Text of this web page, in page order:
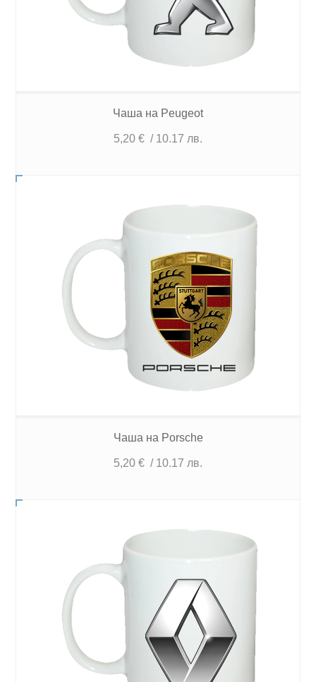
Чаша на Peugeot
5,20 € / 10.17 лв.
Чаша на Porsche
5,20 € / 10.17 лв.